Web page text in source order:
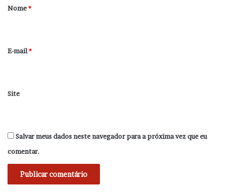
r
*
Nome*
E-mail*
Site
Salvar meus dados neste navegador para a próxima vez que eu
comentar.